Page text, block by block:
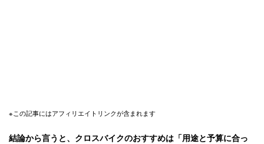
※この記事にはアフィリエイトリンクが含まれます
結論から言うと、クロスバイクのおすすめは「用途と予算に合っ